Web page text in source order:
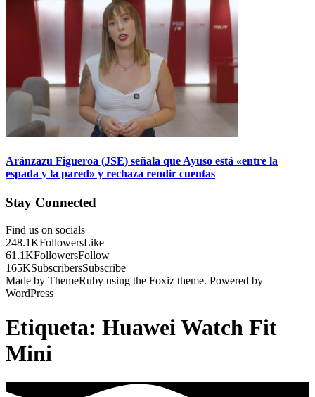
Aránzazu Figueroa (JSE) señala que Ayuso está «entre la
espada y la pared» y rechaza rendir cuentas
Stay Connected
Find us on socials
248.1KFollowersLike
61.1KFollowersFollow
165KSubscribersSubscribe
Made by ThemeRuby using the Foxiz theme. Powered by
WordPress
Etiqueta: Huawei Watch Fit
Mini